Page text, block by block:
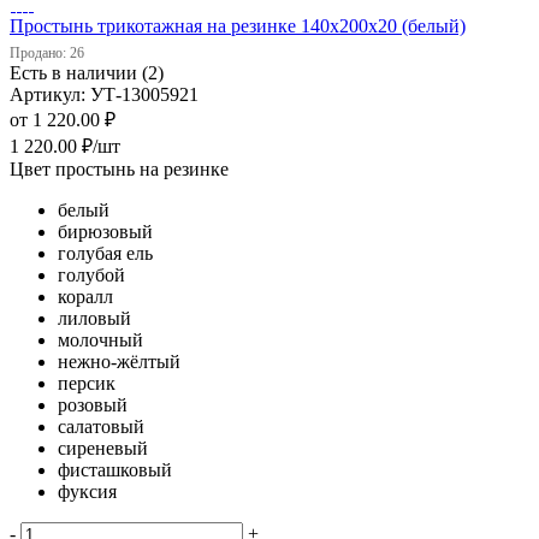
Простынь трикотажная на резинке 140х200х20 (белый)
Продано: 26
Есть в наличии (2)
Артикул: УТ-13005921
от 1 220.00 ₽
1 220.00 ₽/шт
Цвет простынь на резинке
белый
бирюзовый
голубая ель
голубой
коралл
лиловый
молочный
нежно-жёлтый
персик
розовый
салатовый
сиреневый
фисташковый
фуксия
- +